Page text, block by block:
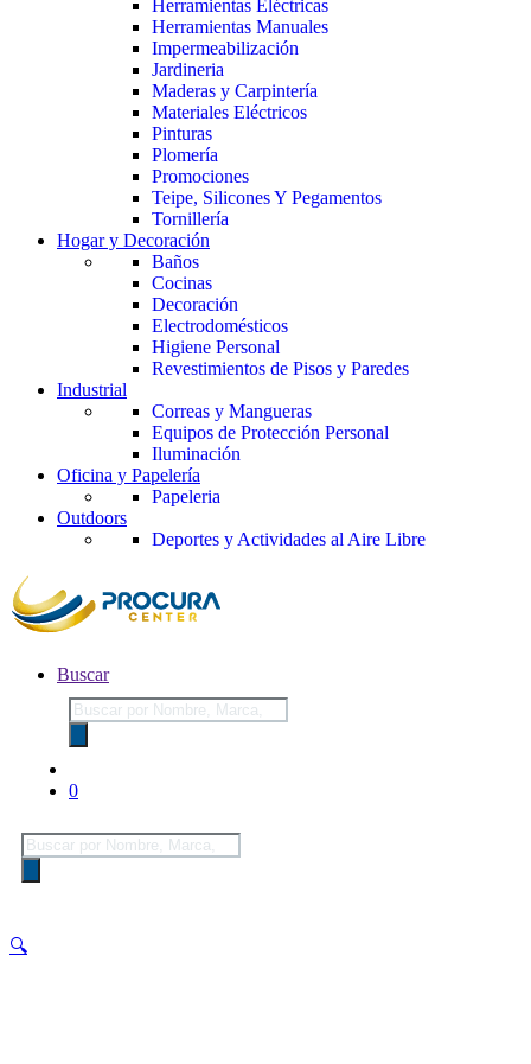
Herramientas Eléctricas
Herramientas Manuales
Impermeabilización
Jardineria
Maderas y Carpintería
Materiales Eléctricos
Pinturas
Plomería
Promociones
Teipe, Silicones Y Pegamentos
Tornillería
Hogar y Decoración
Baños
Cocinas
Decoración
Electrodomésticos
Higiene Personal
Revestimientos de Pisos y Paredes
Industrial
Correas y Mangueras
Equipos de Protección Personal
Iluminación
Oficina y Papelería
Papeleria
Outdoors
Deportes y Actividades al Aire Libre
Buscar
Búsqueda
de
productos
0
Búsqueda
de
productos
🔍